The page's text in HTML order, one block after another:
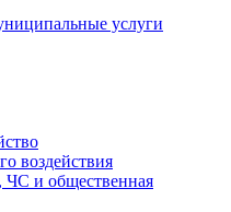
услуги
воздействия
ЧС и общественная